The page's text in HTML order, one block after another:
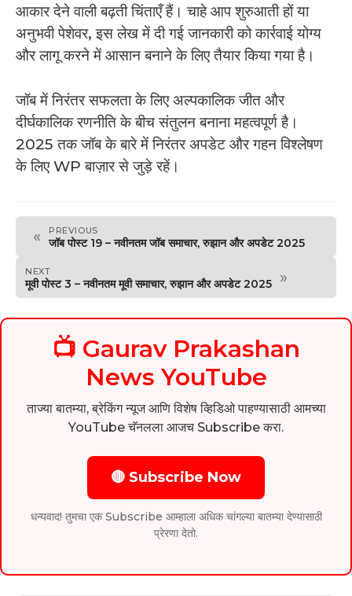
आकार देने वाली बढ़ती चिंताएँ हैं। चाहे आप शुरुआती हों या
अनुभवी पेशेवर, इस लेख में दी गई जानकारी को कार्रवाई योग्य
और लागू करने में आसान बनाने के लिए तैयार किया गया है।
जॉब में निरंतर सफलता के लिए अल्पकालिक जीत और
दीर्घकालिक रणनीति के बीच संतुलन बनाना महत्वपूर्ण है।
2025 तक जॉब के बारे में निरंतर अपडेट और गहन विश्लेषण
के लिए WP बाज़ार से जुड़े रहें।
« PREVIOUS
जॉब पोस्ट 19 – नवीनतम जॉब समाचार, रुझान और अपडेट 2025
NEXT
मूवी पोस्ट 3 – नवीनतम मूवी समाचार, रुझान और अपडेट 2025 »
📺 Gaurav Prakashan
News YouTube
ताज्या बातम्या, ब्रेकिंग न्यूज आणि विशेष व्हिडिओ पाहण्यासाठी आमच्या
YouTube चॅनलला आजच Subscribe करा.
🔴 Subscribe Now
धन्यवाद! तुमचा एक Subscribe आम्हाला अधिक चांगल्या बातम्या देण्यासाठी
प्रेरणा देतो.